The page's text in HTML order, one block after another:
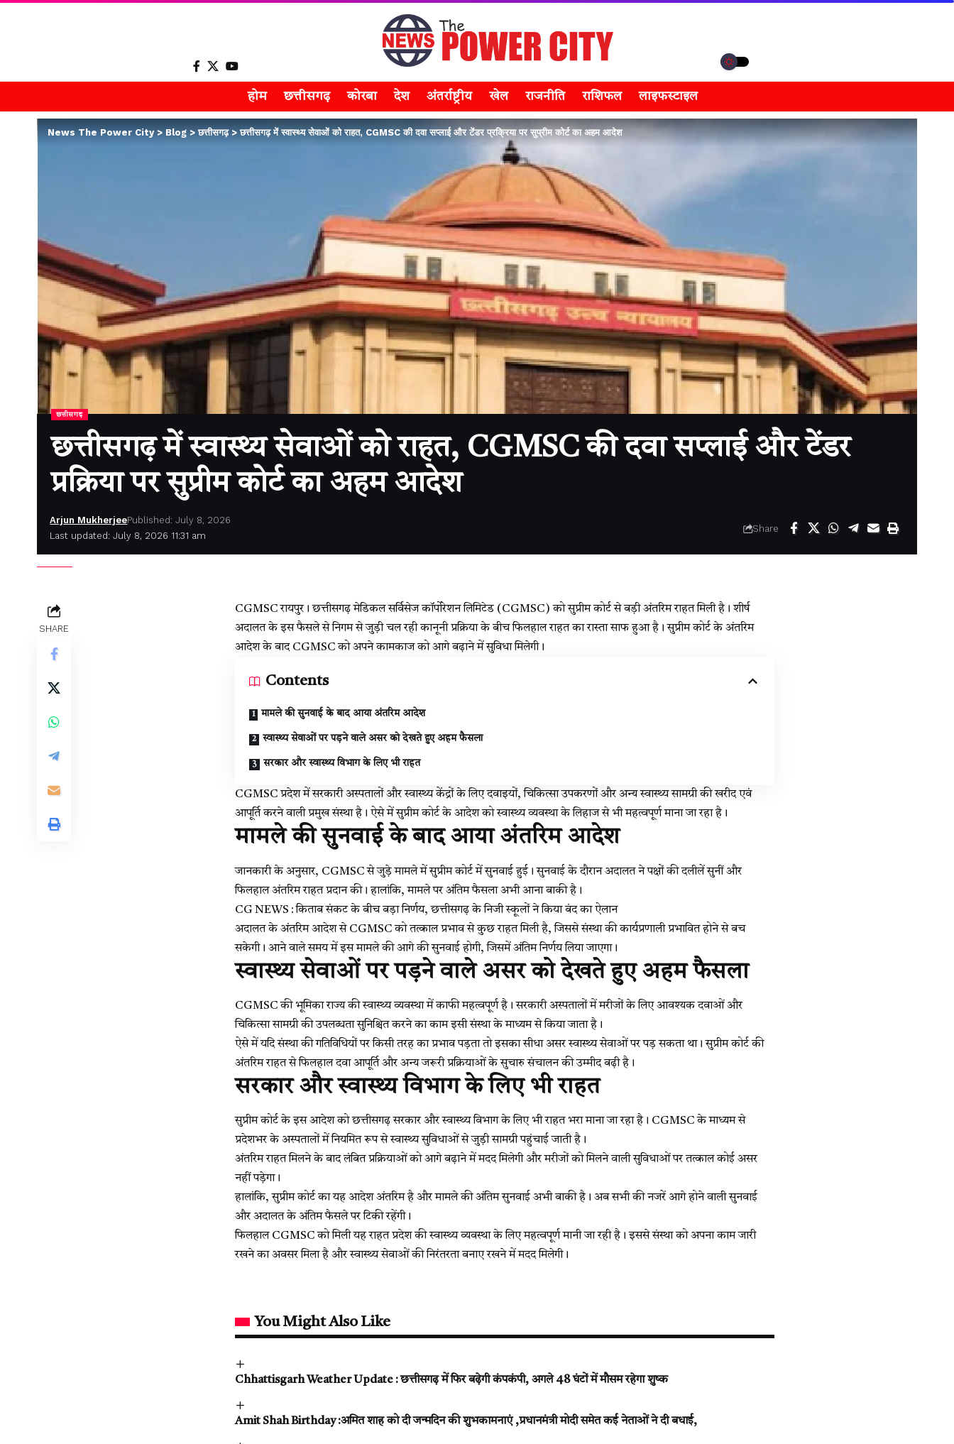
होम छत्तीसगढ़ कोरबा देश अंतर्राष्ट्रीय खेल राजनीति राशिफल लाइफस्टाइल
News The Power City> Blog >छत्तीसगढ़>छत्तीसगढ़ में स्वास्थ्य सेवाओं को राहत, CGMSC की दवा सप्लाई और टेंडर प्रक्रिया पर सुप्रीम कोर्ट का अहम आदेश
छत्तीसगढ़
छत्तीसगढ़ में स्वास्थ्य सेवाओं को राहत, CGMSC की दवा सप्लाई और टेंडर
प्रक्रिया पर सुप्रीम कोर्ट का अहम आदेश
Last updated: July 8, 2026 11:31 am
Arjun MukherjeePublished: July 8, 2026
Share
SHARE
CGMSC रायपुर। छत्तीसगढ़ मेडिकल सर्विसेज कॉर्पोरेशन लिमिटेड (CGMSC) को सुप्रीम कोर्ट से बड़ी अंतरिम राहत मिली है। शीर्ष
अदालत के इस फैसले से निगम से जुड़ी चल रही कानूनी प्रक्रिया के बीच फिलहाल राहत का रास्ता साफ हुआ है। सुप्रीम कोर्ट के अंतरिम
आदेश के बाद CGMSC को अपने कामकाज को आगे बढ़ाने में सुविधा मिलेगी।
Contents
मामले की सुनवाई के बाद आया अंतरिम आदेश
स्वास्थ्य सेवाओं पर पड़ने वाले असर को देखते हुए अहम फैसला
सरकार और स्वास्थ्य विभाग के लिए भी राहत
CGMSC प्रदेश में सरकारी अस्पतालों और स्वास्थ्य केंद्रों के लिए दवाइयों, चिकित्सा उपकरणों और अन्य स्वास्थ्य सामग्री की खरीद एवं
आपूर्ति करने वाली प्रमुख संस्था है। ऐसे में सुप्रीम कोर्ट के आदेश को स्वास्थ्य व्यवस्था के लिहाज से भी महत्वपूर्ण माना जा रहा है।
मामले की सुनवाई के बाद आया अंतरिम आदेश
जानकारी के अनुसार, CGMSC से जुड़े मामले में सुप्रीम कोर्ट में सुनवाई हुई। सुनवाई के दौरान अदालत ने पक्षों की दलीलें सुनीं और
फिलहाल अंतरिम राहत प्रदान की। हालांकि, मामले पर अंतिम फैसला अभी आना बाकी है।
CG NEWS : किताब संकट के बीच बड़ा निर्णय, छत्तीसगढ़ के निजी स्कूलों ने किया बंद का ऐलान
अदालत के अंतरिम आदेश से CGMSC को तत्काल प्रभाव से कुछ राहत मिली है, जिससे संस्था की कार्यप्रणाली प्रभावित होने से बच
सकेगी। आने वाले समय में इस मामले की आगे की सुनवाई होगी, जिसमें अंतिम निर्णय लिया जाएगा।
स्वास्थ्य सेवाओं पर पड़ने वाले असर को देखते हुए अहम फैसला
CGMSC की भूमिका राज्य की स्वास्थ्य व्यवस्था में काफी महत्वपूर्ण है। सरकारी अस्पतालों में मरीजों के लिए आवश्यक दवाओं और
चिकित्सा सामग्री की उपलब्धता सुनिश्चित करने का काम इसी संस्था के माध्यम से किया जाता है।
ऐसे में यदि संस्था की गतिविधियों पर किसी तरह का प्रभाव पड़ता तो इसका सीधा असर स्वास्थ्य सेवाओं पर पड़ सकता था। सुप्रीम कोर्ट की
अंतरिम राहत से फिलहाल दवा आपूर्ति और अन्य जरूरी प्रक्रियाओं के सुचारु संचालन की उम्मीद बढ़ी है।
सरकार और स्वास्थ्य विभाग के लिए भी राहत
सुप्रीम कोर्ट के इस आदेश को छत्तीसगढ़ सरकार और स्वास्थ्य विभाग के लिए भी राहत भरा माना जा रहा है। CGMSC के माध्यम से
प्रदेशभर के अस्पतालों में नियमित रूप से स्वास्थ्य सुविधाओं से जुड़ी सामग्री पहुंचाई जाती है।
अंतरिम राहत मिलने के बाद लंबित प्रक्रियाओं को आगे बढ़ाने में मदद मिलेगी और मरीजों को मिलने वाली सुविधाओं पर तत्काल कोई असर
नहीं पड़ेगा।
हालांकि, सुप्रीम कोर्ट का यह आदेश अंतरिम है और मामले की अंतिम सुनवाई अभी बाकी है। अब सभी की नजरें आगे होने वाली सुनवाई
और अदालत के अंतिम फैसले पर टिकी रहेंगी।
फिलहाल CGMSC को मिली यह राहत प्रदेश की स्वास्थ्य व्यवस्था के लिए महत्वपूर्ण मानी जा रही है। इससे संस्था को अपना काम जारी
रखने का अवसर मिला है और स्वास्थ्य सेवाओं की निरंतरता बनाए रखने में मदद मिलेगी।
You Might Also Like
Chhattisgarh Weather Update : छत्तीसगढ़ में फिर बढ़ेगी कंपकंपी, अगले 48 घंटों में मौसम रहेगा शुष्क
Amit Shah Birthday :अमित शाह को दी जन्मदिन की शुभकामनाएं ,प्रधानमंत्री मोदी समेत कई नेताओं ने दी बधाई,